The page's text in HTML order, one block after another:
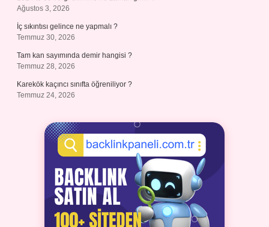
Ağustos 3, 2026
İç sıkıntısı gelince ne yapmalı ?
Temmuz 30, 2026
Tam kan sayımında demir hangisi ?
Temmuz 28, 2026
Karekök kaçıncı sınıfta öğreniliyor ?
Temmuz 24, 2026